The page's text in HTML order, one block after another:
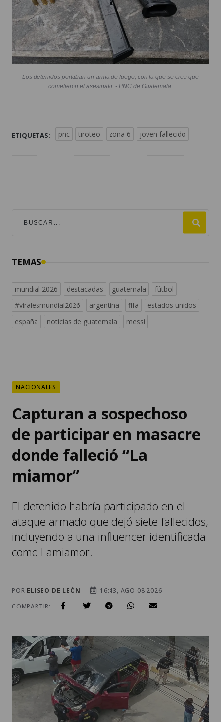
Los detenidos portaban un arma de fuego, con la que se cree que
cometieron el asesinato. - PNC de Guatemala.
ETIQUETAS: pnc tiroteo zona 6 joven fallecido
TEMAS
mundial 2026 destacadas guatemala
fútbol
#viralesmundial2026
argentina fifa
estados unidos
españa
noticias de guatemala messi
NACIONALES
Capturan a sospechoso
de participar en masacre
donde falleció “La
miamor”
El detenido habría participado en el
ataque armado que dejó siete fallecidos,
incluyendo a una influencer identificada
como Lamiamor.
POR ELISEO DE LEÓN
16:43, AGO 08 2026
COMPARTIR: